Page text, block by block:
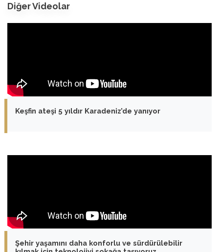
Diğer Videolar
Keşfin ateşi 5 yıldır Karadeniz’de yanıyor
Şehir yaşamını daha konforlu ve sürdürülebilir